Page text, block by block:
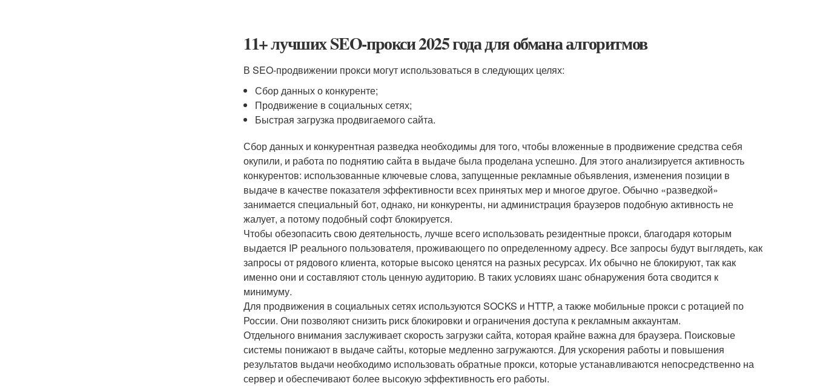
11+ лучших SEO-прокси 2025 года для обмана алгоритмов
В SEO-продвижении прокси могут использоваться в следующих целях:
Сбор данных о конкуренте;
Продвижение в социальных сетях;
Быстрая загрузка продвигаемого сайта.
Сбор данных и конкурентная разведка необходимы для того, чтобы вложенные в продвижение средства себя
окупили, и работа по поднятию сайта в выдаче была проделана успешно. Для этого анализируется активность
конкурентов: использованные ключевые слова, запущенные рекламные объявления, изменения позиции в
выдаче в качестве показателя эффективности всех принятых мер и многое другое. Обычно «разведкой»
занимается специальный бот, однако, ни конкуренты, ни администрация браузеров подобную активность не
жалует, а потому подобный софт блокируется.
Чтобы обезопасить свою деятельность, лучше всего использовать резидентные прокси, благодаря которым
выдается IP реального пользователя, проживающего по определенному адресу. Все запросы будут выглядеть, как
запросы от рядового клиента, которые высоко ценятся на разных ресурсах. Их обычно не блокируют, так как
именно они и составляют столь ценную аудиторию. В таких условиях шанс обнаружения бота сводится к
минимуму.
Для продвижения в социальных сетях используются SOCKS и HTTP, а также мобильные прокси с ротацией по
России. Они позволяют снизить риск блокировки и ограничения доступа к рекламным аккаунтам.
Отдельного внимания заслуживает скорость загрузки сайта, которая крайне важна для браузера. Поисковые
системы понижают в выдаче сайты, которые медленно загружаются. Для ускорения работы и повышения
результатов выдачи необходимо использовать обратные прокси, которые устанавливаются непосредственно на
сервер и обеспечивают более высокую эффективность его работы.